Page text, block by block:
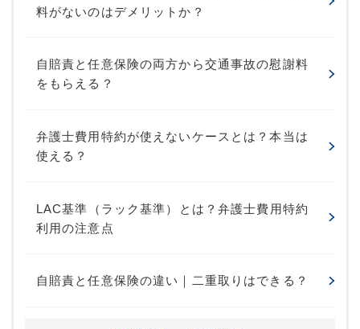
料がないのはデメリットか？
自賠責と任意保険の両方から交通事故の慰謝料
をもらえる？
弁護士費用特約が使えないケースとは？本当は
使える？
LAC基準（ラック基準）とは？弁護士費用特約
利用の注意点
自賠責と任意保険の違い｜二重取りはできる？